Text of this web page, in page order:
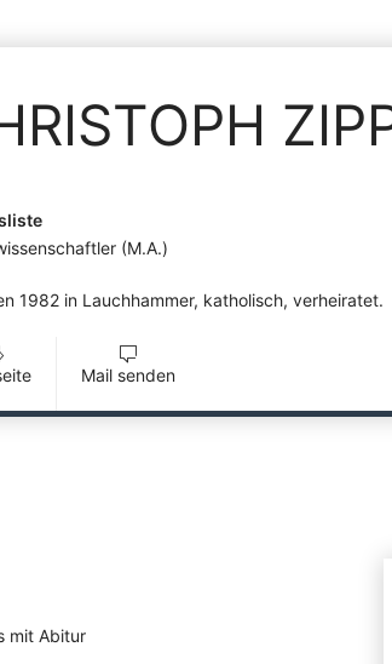
(M.A.)
1982 in Lauchhammer, katholisch, verheiratet.
Mail senden
mit Abitur